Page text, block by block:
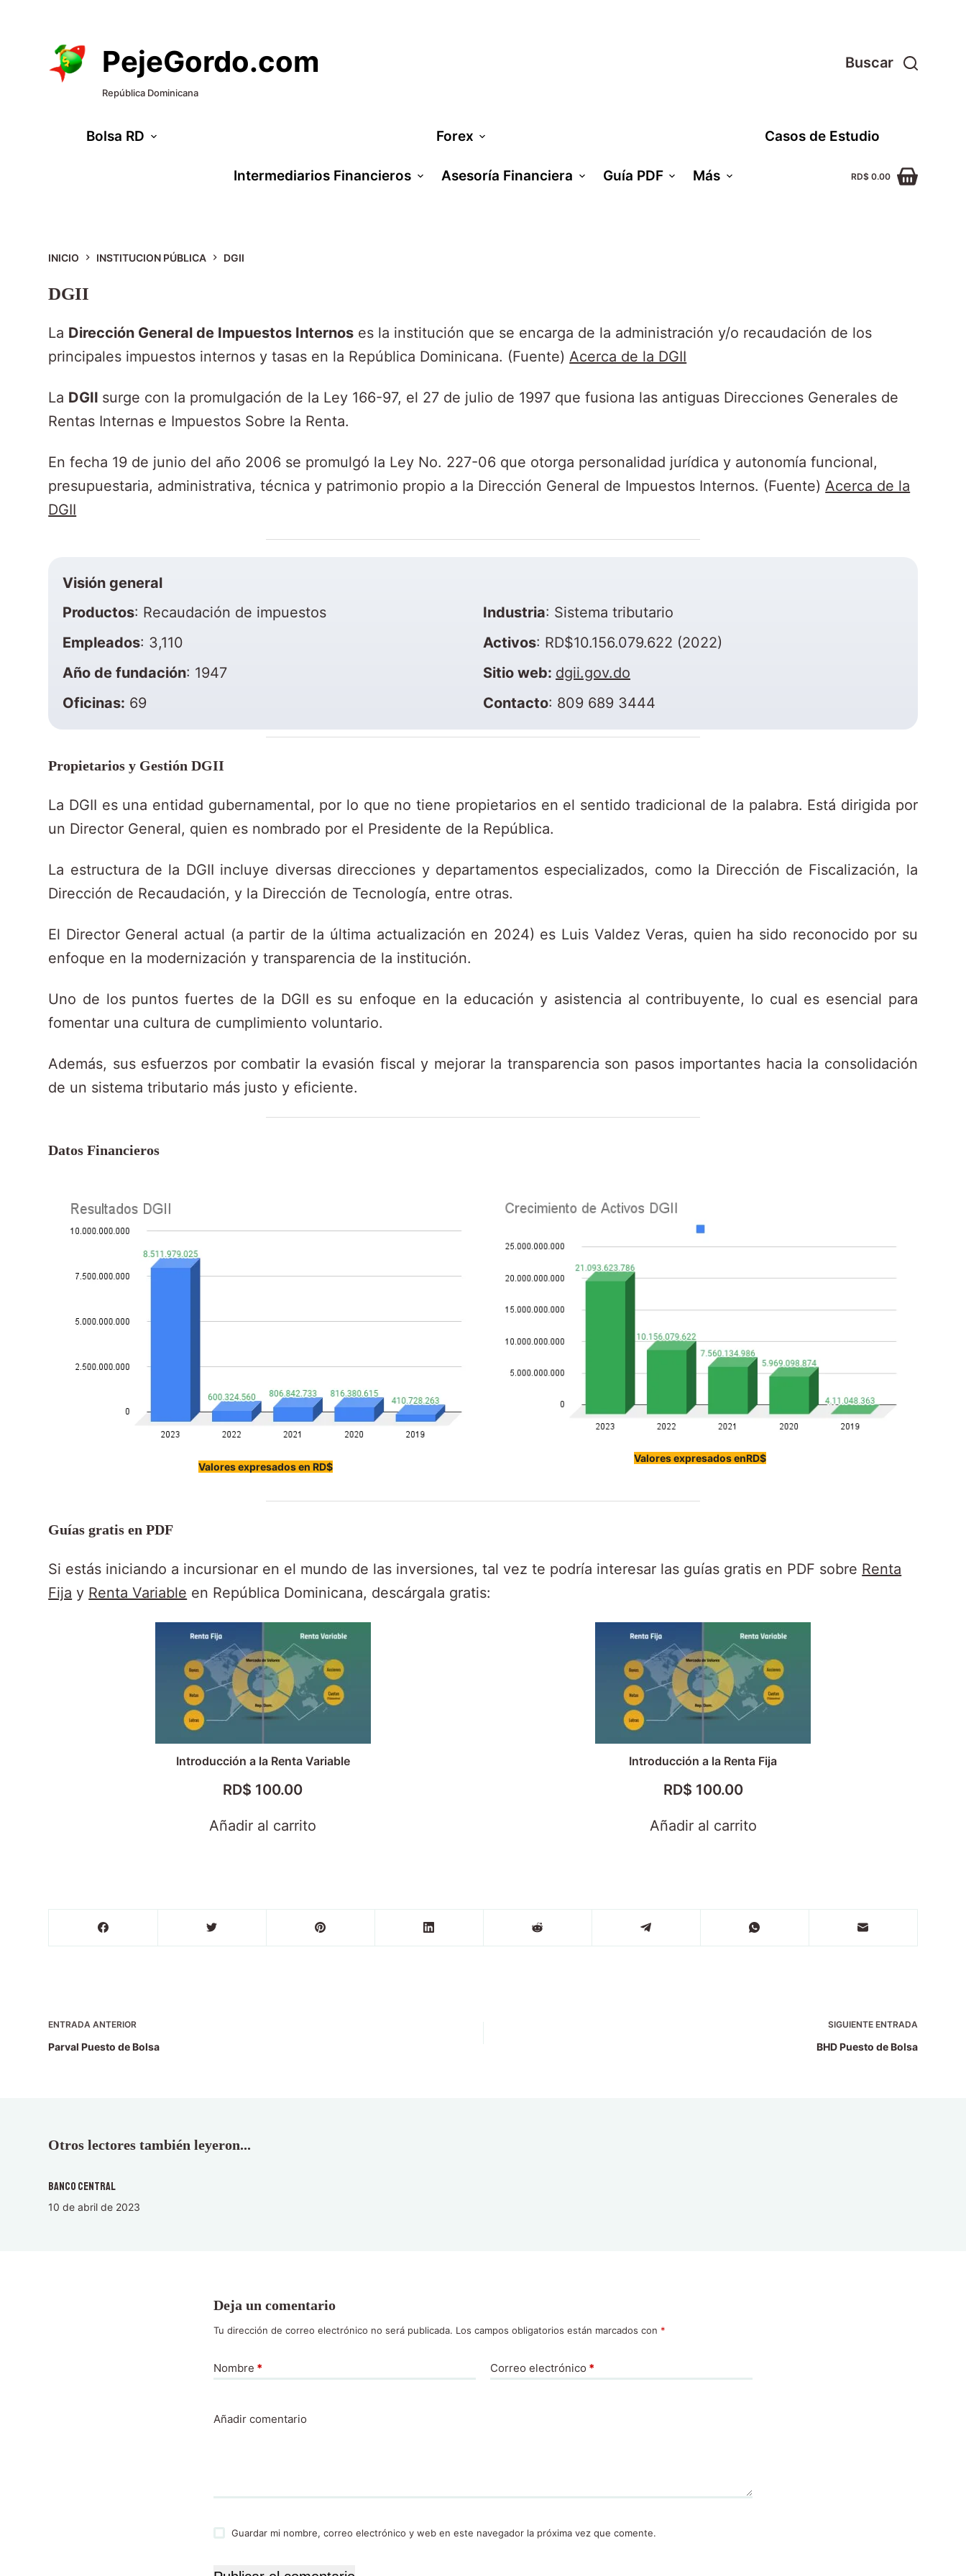
PejeGordo.com
República Dominicana
Buscar
Bolsa RD Forex Casos de Estudio
Intermediarios Financieros Asesoría Financiera Guía PDF Más RD$ 0.00
INICIO INSTITUCION PÚBLICA DGII
DGII
​​​​​​​​​​​​​​​​​​​​​​​​​​​​​​​​​​​​​​​​​​​​​La Dirección General de Impuestos Internos es la institución que se encarga de la administración y/o recaudación de los
principales impuestos internos y tasas en la República Dominicana. (Fuente) Acerca de la DGII
La DGII surge con la promulgación de la Ley 166-97, el 27 de julio de 1997 que fusiona las antiguas Direcciones Generales de
Rentas Internas e Impuestos Sobre la Renta.
En fecha 19 de junio del año 2006 se promulgó la Ley No. 227-06 que otorga personalidad jurídica y autonomía funcional,
presupuestaria, administrativa, técnica y patrimonio propio a la Dirección General de Impuestos Internos.​ (Fuente) Acerca de la
DGII
Visión general
Productos: Recaudación de impuestos Industria: Sistema tributario
Empleados: 3,110 Activos: RD$10.156.079.622 (2022)
Año de fundación: 1947 Sitio web: dgii.gov.do
Oficinas: 69 Contacto: 809 689 3444
Propietarios y Gestión DGII
La DGII es una entidad gubernamental, por lo que no tiene propietarios en el sentido tradicional de la palabra. Está dirigida por
un Director General, quien es nombrado por el Presidente de la República.
La estructura de la DGII incluye diversas direcciones y departamentos especializados, como la Dirección de Fiscalización, la
Dirección de Recaudación, y la Dirección de Tecnología, entre otras.
El Director General actual (a partir de la última actualización en 2024) es Luis Valdez Veras, quien ha sido reconocido por su
enfoque en la modernización y transparencia de la institución.
Uno de los puntos fuertes de la DGII es su enfoque en la educación y asistencia al contribuyente, lo cual es esencial para
fomentar una cultura de cumplimiento voluntario.
Además, sus esfuerzos por combatir la evasión fiscal y mejorar la transparencia son pasos importantes hacia la consolidación
de un sistema tributario más justo y eficiente.
Datos Financieros
Valores expresados en RD$
Valores expresados enRD$
Guías gratis en PDF
Si estás iniciando a incursionar en el mundo de las inversiones, tal vez te podría interesar las guías gratis en PDF sobre Renta
Fija y Renta Variable en República Dominicana, descárgala gratis:
Introducción a la Renta Variable
RD$ 100.00
Añadir al carrito
Introducción a la Renta Fija
RD$ 100.00
Añadir al carrito
ENTRADA ANTERIOR
Parval Puesto de Bolsa
SIGUIENTE ENTRADA
BHD Puesto de Bolsa
Otros lectores también leyeron...
Banco Central
10 de abril de 2023
Deja un comentario
Tu dirección de correo electrónico no será publicada. Los campos obligatorios están marcados con *
Nombre * Correo electrónico *
Añadir comentario
Guardar mi nombre, correo electrónico y web en este navegador la próxima vez que comente.